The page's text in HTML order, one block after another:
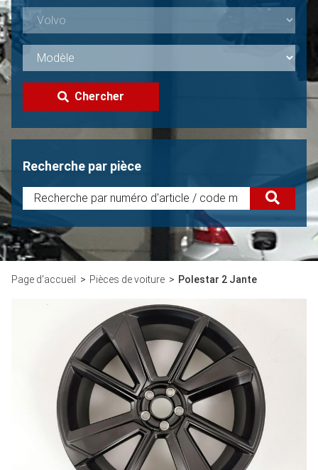
Chercher
Recherche par pièce
Page d'accueil Pièces de voiture Polestar 2 Jante